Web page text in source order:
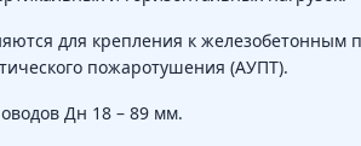
для крепления к железобетонным
пожаротушения (АУПТ).
Дн 18 – 89 мм.